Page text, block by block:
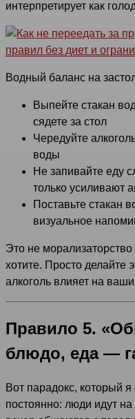
интерпретирует как
Водный баланс на
Выпейте стакан
сядете за стол
Чередуйте
воды
Не запивайте еду
только усиливают
Поставьте стакан
визуальное
Это не
хотите. Просто делайте
алкоголь влияет на
Правило 5.
блюдо, еда —
Вот парадокс, который
постоянно: люди идут